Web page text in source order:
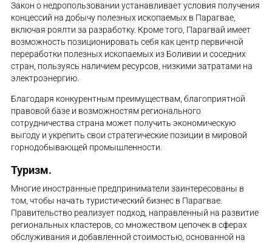
Закон о недропользовании устанавливает условия получения
концессий на добычу полезных ископаемых в Парагвае,
включая роялти за разработку. Кроме того, Парагвай имеет
возможность позиционировать себя как центр первичной
переработки полезных ископаемых из Боливии и соседних
стран, пользуясь наличием ресурсов, низкими затратами на
электроэнергию.
Благодаря конкурентным преимуществам, благоприятной
правовой базе и возможностям регионального
сотрудничества страна может получить экономическую
выгоду и укрепить свои стратегические позиции в мировой
горнодобывающей промышленности.
Туризм.
Многие иностранные предприниматели заинтересованы в
том, чтобы начать туристический бизнес в Парагвае.
Правительство реализует подход, направленный на развитие
региональных кластеров, со множеством цепочек в сферах
обслуживания и добавленной стоимостью, основанной на